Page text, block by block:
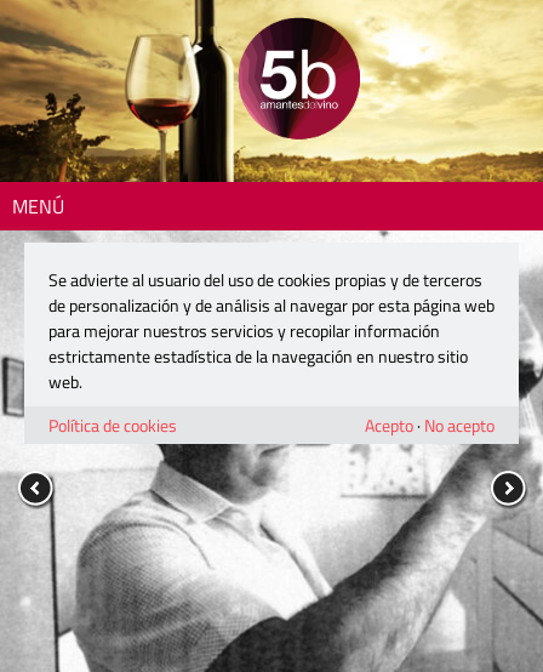
MENÚ
Se advierte al usuario del uso de cookies propias y de terceros
de personalización y de análisis al navegar por esta página web
para mejorar nuestros servicios y recopilar información
estrictamente estadística de la navegación en nuestro sitio
web.
Política de cookies
Acepto· No acepto